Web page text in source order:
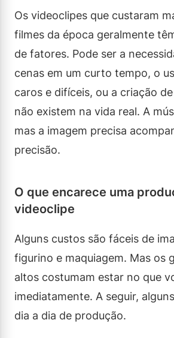
Os videoclipes que custaram
filmes da época geralmente
de fatores. Pode ser a
cenas em um curto tempo, o
caros e difíceis, ou a criação
não existem na vida real. A
mas a imagem precisa
precisão.
O que encarece uma
videoclipe
Alguns custos são fáceis de
figurino e maquiagem. Mas os
altos costumam estar no que
imediatamente. A seguir,
dia a dia de produção.